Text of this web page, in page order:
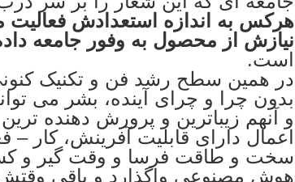
هرکس به اندازه استعدادش فعالیت
نیازش از محصول به وفور جامعه
است.
در همین سطح رشد فن و تکنیک
بدون چرا و چرای آینده، بشر می
و آنهم زیباترین و پرورش دهنده
اعمال دارای قابلیت آفرینش، کار –
سخت و طاقت فرسا و وقت گیر و
هوش مصنوعی واگذارد و باقی